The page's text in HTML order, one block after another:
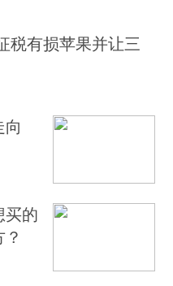
税有损苹果并让三
买的